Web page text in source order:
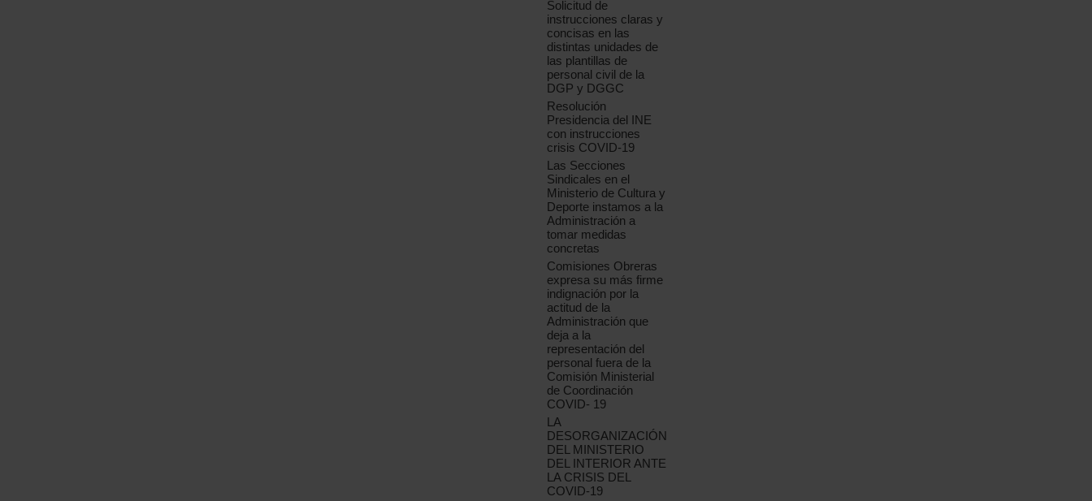
Solicitud de
instrucciones claras y
concisas en las
distintas unidades de
las plantillas de
personal civil de la
DGP y DGGC
Resolución
Presidencia del INE
con instrucciones
crisis COVID-19
Las Secciones
Sindicales en el
Ministerio de Cultura y
Deporte instamos a la
Administración a
tomar medidas
concretas
Comisiones Obreras
expresa su más firme
indignación por la
actitud de la
Administración que
deja a la
representación del
personal fuera de la
Comisión Ministerial
de Coordinación
COVID- 19
LA
DESORGANIZACIÓN
DEL MINISTERIO
DEL INTERIOR ANTE
LA CRISIS DEL
COVID-19